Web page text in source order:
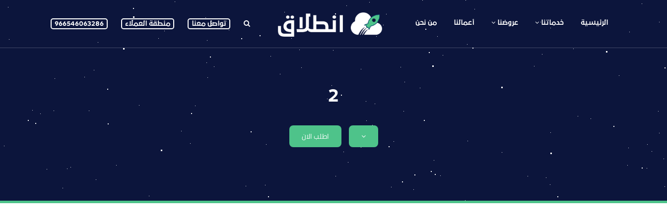
الرئيسية خدماتنا عروضنا أعمالنا من نحن تواصل معنا منطقة العملاء 966546063286
2
اطلب الان